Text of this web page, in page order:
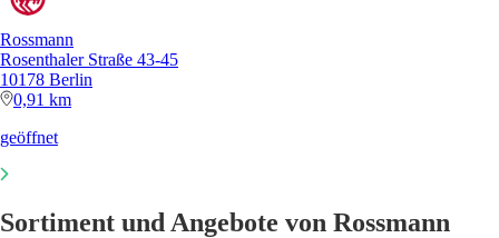
Rossmann
Rosenthaler Straße 43-45
10178 Berlin
0,91 km
geöffnet
Sortiment und Angebote von Rossmann